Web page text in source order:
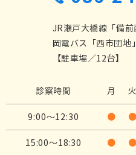
JR瀬戸大橋線「備
岡電バス「西市団地
【駐車場／12台】
診察時間 月 火
9:00～12:30 ● ●
15:00～18:30 ● ●